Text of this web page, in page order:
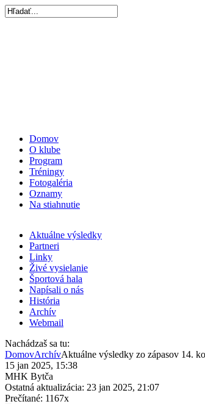
Domov
O klube
Program
Tréningy
Fotogaléria
Oznamy
Na stiahnutie
Aktuálne výsledky
Partneri
Linky
Živé vysielanie
Športová hala
Napísali o nás
História
Archív
Webmail
Nachádzaš sa tu:
DomovArchívAktuálne výsledky zo zápasov 14.
15 jan 2025, 15:38
MHK Bytča
Ostatná aktualizácia: 23 jan 2025, 21:07
Prečítané: 1167x